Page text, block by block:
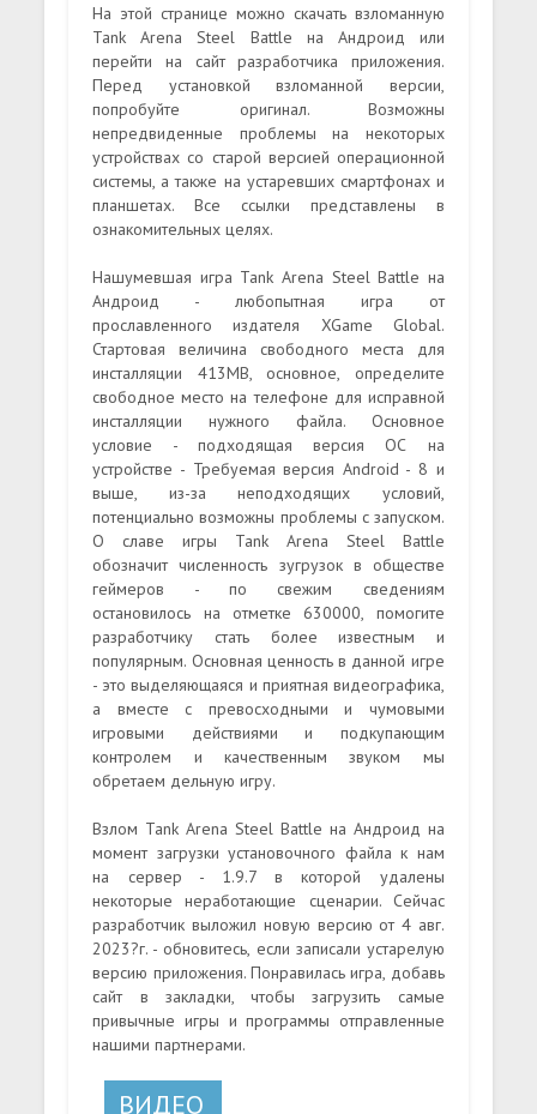
На этой странице можно скачать взломанную
Tank Arena Steel Battle на Андроид или
перейти на сайт разработчика приложения.
Перед установкой взломанной версии,
попробуйте оригинал. Возможны
непредвиденные проблемы на некоторых
устройствах со старой версией операционной
системы, а также на устаревших смартфонах и
планшетах. Все ссылки представлены в
ознакомительных целях.
Нашумевшая игра Tank Arena Steel Battle на
Андроид - любопытная игра от
прославленного издателя XGame Global.
Стартовая величина свободного места для
инсталляции 413MB, основное, определите
свободное место на телефоне для исправной
инсталляции нужного файла. Основное
условие - подходящая версия ОС на
устройстве - Требуемая версия Android - 8 и
выше, из-за неподходящих условий,
потенциально возможны проблемы с запуском.
О славе игры Tank Arena Steel Battle
обозначит численность зугрузок в обществе
геймеров - по свежим сведениям
остановилось на отметке 630000, помогите
разработчику стать более известным и
популярным. Основная ценность в данной игре
- это выделяющаяся и приятная видеографика,
а вместе с превосходными и чумовыми
игровыми действиями и подкупающим
контролем и качественным звуком мы
обретаем дельную игру.
Взлом Tank Arena Steel Battle на Андроид на
момент загрузки установочного файла к нам
на сервер - 1.9.7 в которой удалены
некоторые неработающие сценарии. Сейчас
разработчик выложил новую версию от 4 авг.
2023?г. - обновитесь, если записали устарелую
версию приложения. Понравилась игра, добавь
сайт в закладки, чтобы загрузить самые
привычные игры и программы отправленные
нашими партнерами.
ВИДЕО